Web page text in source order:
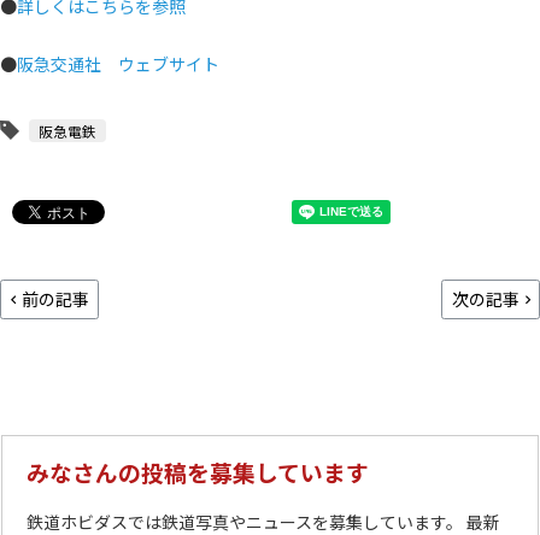
●詳しくはこちらを参照
●阪急交通社 ウェブサイト
阪急電鉄
前の記事 次の記事
みなさんの投稿を募集しています
鉄道ホビダスでは鉄道写真やニュースを募集しています。 最新